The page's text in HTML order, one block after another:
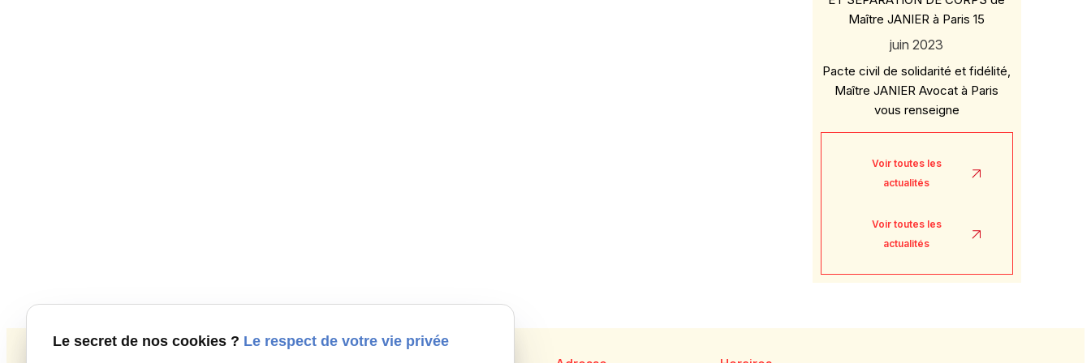
Maître JANIER à Paris 15
juin 2023
Pacte civil de solidarité et fidélité,
Maître JANIER Avocat à Paris
vous renseigne
Voir toutes les
actualités
Voir toutes les
actualités
Le secret de nos cookies ? Le respect de votre vie privée